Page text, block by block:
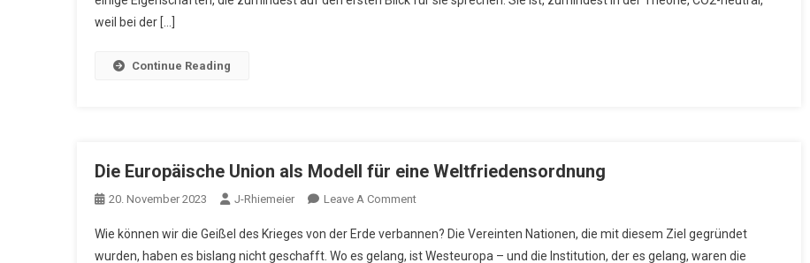
weil bei der […]
Continue Reading
Die Europäische Union als Modell für eine Weltfriedensordnung
20. November 2023 J-Rhiemeier Leave A CommentOn
Europäische
Union
Wie können wir die Geißel des Krieges von der Erde verbannen? Die Vereinten Nationen, die mit diesem Ziel gegründet
wurden, haben es bislang nicht geschafft. Wo es gelang, ist Westeuropa – und die Institution, der es gelang, waren die